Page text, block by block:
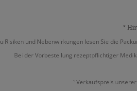
*
Risiken und Nebenwirkungen lesen Sie die
Bei der Vorbestellung rezeptpflichtiger
¹ Verkaufspreis